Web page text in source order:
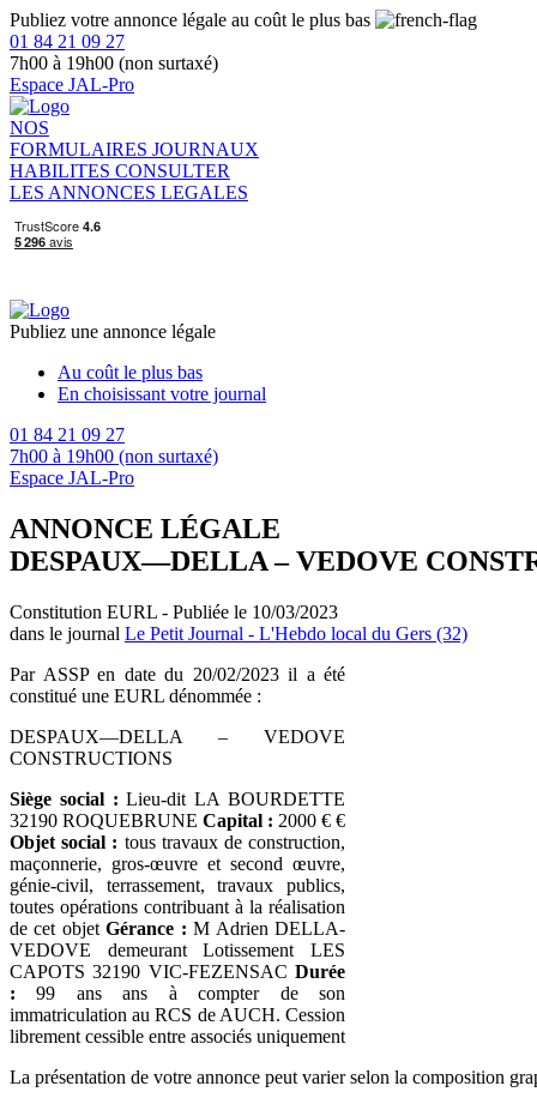
Publiez votre annonce légale au coût le plus bas
01 84 21 09 27
7h00 à 19h00 (non surtaxé)
Espace JAL-Pro
NOS
FORMULAIRES JOURNAUX
HABILITES CONSULTER
LES ANNONCES LEGALES
Publiez une annonce légale
Au coût le plus bas
En choisissant votre journal
01 84 21 09 27
7h00 à 19h00 (non surtaxé)
Espace JAL-Pro
ANNONCE LÉGALE
DESPAUX—DELLA – VEDOVE
Constitution EURL - Publiée le 10/03/2023
dans le journal Le Petit Journal - L'Hebdo local du Gers (32)
Par ASSP en date du 20/02/2023 il a été
constitué une EURL dénommée :
DESPAUX—DELLA – VEDOVE
CONSTRUCTIONS
Siège social :Lieu-dit LA BOURDETTE
32190 ROQUEBRUNE Capital : 2000 € €
Objet social : tous travaux de construction,
maçonnerie, gros-œuvre et second œuvre,
génie-civil, terrassement, travaux publics,
toutes opérations contribuant à la réalisation
de cet objetGérance : M Adrien DELLA-
VEDOVE demeurant Lotissement LES
CAPOTS 32190 VIC-FEZENSAC Durée
: 99 ans ans à compter de son
immatriculation au RCS de AUCH. Cession
librement cessible entre associés uniquement
La présentation de votre annonce peut varier selon la composition